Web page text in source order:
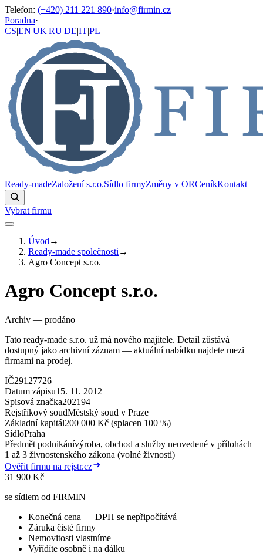
Telefon: (+420) 211 221 890·info@firmin.cz
Poradna·
CS|EN|UK|RU|DE|IT|PL
Ready-madeZaložení s.r.o.Sídlo firmyZměny v ORCeníkKontakt
Vybrat firmu
Úvod →
Ready-made společnosti →
Agro Concept s.r.o.
Agro Concept s.r.o.
Archiv — prodáno
Tato ready-made s.r.o. už má nového majitele. Detail zůstává
dostupný jako archivní záznam — aktuální nabídku najdete mezi
firmami na prodej.
IČ29127726
Datum zápisu15. 11. 2012
Spisová značka202194
Rejstříkový soudMěstský soud v Praze
Základní kapitál200 000 Kč (splacen 100 %)
SídloPraha
Předmět podnikánívýroba, obchod a služby neuvedené v přílohách
1 až 3 živnostenského zákona (volné živnosti)
Ověřit firmu na rejstr.cz
31 900 Kč
se sídlem od FIRMIN
Konečná cena — DPH se nepřipočítává
Záruka čisté firmy
Nemovitosti vlastníme
Vyřídíte osobně i na dálku